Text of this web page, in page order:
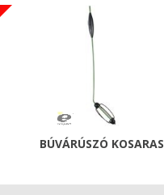
BÚVÁRÚSZÓ KOSARAS